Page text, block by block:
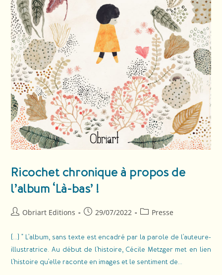
Ricochet chronique à propos de
l’album ‘Là-bas’ !
Obriart Editions 29/07/2022 Presse
(...) " L'album, sans texte est encadré par la parole de l'auteure-
illustratrice. Au début de l'histoire, Cécile Metzger met en lien
l'histoire qu'elle raconte en images et le sentiment de…